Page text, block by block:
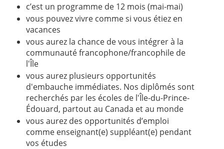
c’est un programme de 12 mois (mai-mai)
vous pouvez vivre comme si vous étiez en
vacances
vous aurez la chance de vous intégrer à la
communauté francophone/francophile de
l'Île
vous aurez plusieurs opportunités
d'embauche immédiates. Nos diplômés sont
recherchés par les écoles de l'Île-du-Prince-
Édouard, partout au Canada et au monde
vous aurez des opportunités d’emploi
comme enseignant(e) suppléant(e) pendant
vos études